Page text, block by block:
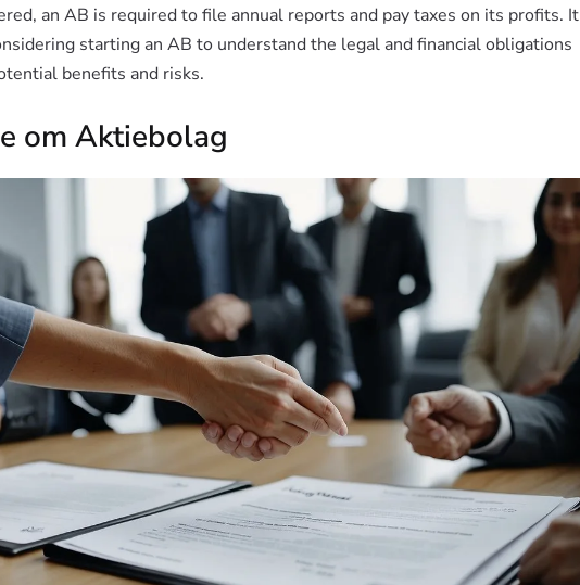
an AB is required to file annual reports and pay taxes on its profits. It
starting an AB to understand the legal and financial obligations
benefits and risks.
om Aktiebolag